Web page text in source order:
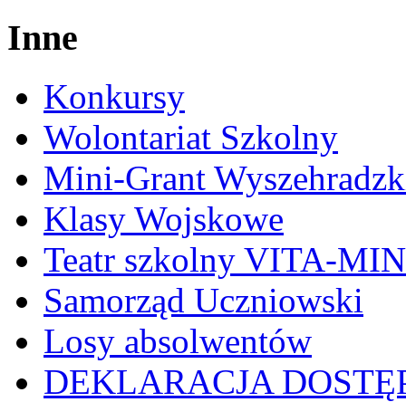
Inne
Konkursy
Wolontariat Szkolny
Mini-Grant
Klasy Wojskowe
Teatr szkolny VITA-
Samorząd Uczniowski
Losy absolwentów
DEKLARACJA